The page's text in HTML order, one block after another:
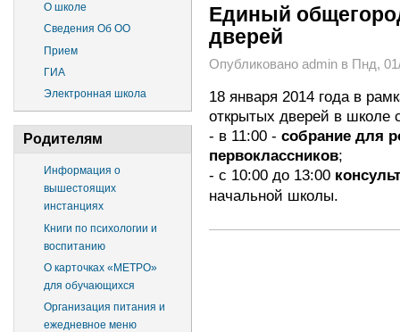
О школе
Сведения Об ОО
Прием
ГИА
Электронная школа
Родителям
Информация о
вышестоящих
инстанциях
Книги по психологии и
воспитанию
О карточках «МЕТРО»
для обучающихся
Организация питания и
ежедневное меню
Единый
дверей
Опубликовано admin в Пнд,
18 января 2014 года в
открытых дверей в школе
- в 11:00 - собрание для
первоклассников;
- с 10:00 до 13:00
начальной школы.